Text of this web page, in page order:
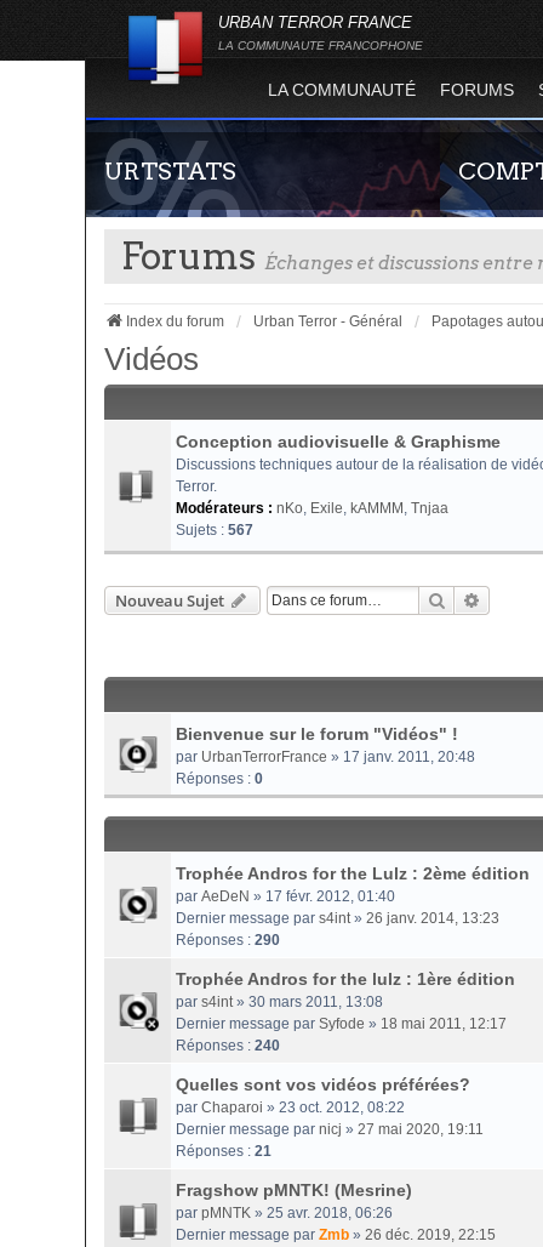
URBAN TERROR FRANCE
LA COMMUNAUTE FRANCOPHONE
LA COMMUNAUTÉ FORUMS
URTSTATS
Statistiques globales et en temps réel de la
totalité des serveurs d'Urban Terror. Suivez
l'évolution du nombre de joueurs sur Urban
Terror !
Guide
site officiel
joueur qui
Forums Échanges et discussions
Index du forum Urban Terror - Général Papotages
Vidéos
Conception audiovisuelle & Graphisme
Discussions techniques autour de la réalisation de
Terror.
Modérateurs : nKo, Exile, kAMMM , Tnjaa
Sujets : 567
Nouveau Sujet Rechercher
Bienvenue sur le forum "Vidéos" !
par UrbanTerrorFrance » 17 janv. 2011, 20:48
Réponses : 0
Trophée Andros for the Lulz : 2ème édition
par AeDeN » 17 févr. 2012, 01:40
Dernier message par s4int» 26 janv. 2014, 13:23
Réponses : 290
Trophée Andros for the lulz : 1ère édition
par s4int» 30 mars 2011, 13:08
Dernier message par Syfode » 18 mai 2011, 12:17
Réponses : 240
Quelles sont vos vidéos préférées?
par Chaparoi » 23 oct. 2012, 08:22
Dernier message par nicj » 27 mai 2020, 19:11
Réponses : 21
Fragshow pMNTK! (Mesrine)
par pMNTK » 25 avr. 2018, 06:26
Dernier message par Zmb » 26 déc. 2019, 22:15